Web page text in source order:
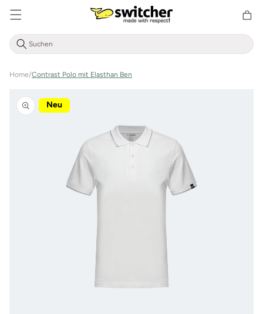
Home/Contrast Polo mit Elasthan Ben
Neu
Produktinformationen
springen